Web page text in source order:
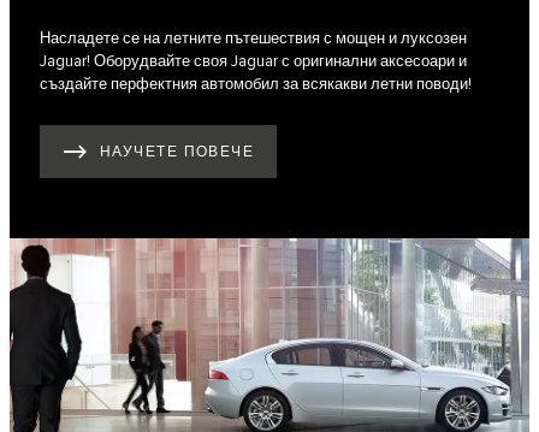
Насладете се на летните пътешествия с мощен и луксозен
Jaguar! Оборудвайте своя Jaguar с оригинални аксесоари и
създайте перфектния автомобил за всякакви летни поводи!
НАУЧЕТЕ ПОВЕЧЕ